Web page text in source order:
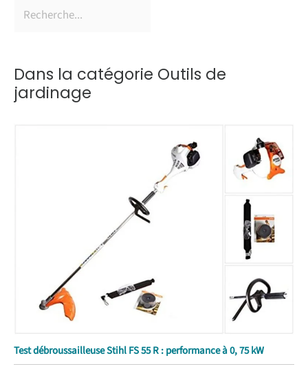
Dans la catégorie Outils de
jardinage
Test débroussailleuse Stihl FS 55 R : performance à 0, 75 kW